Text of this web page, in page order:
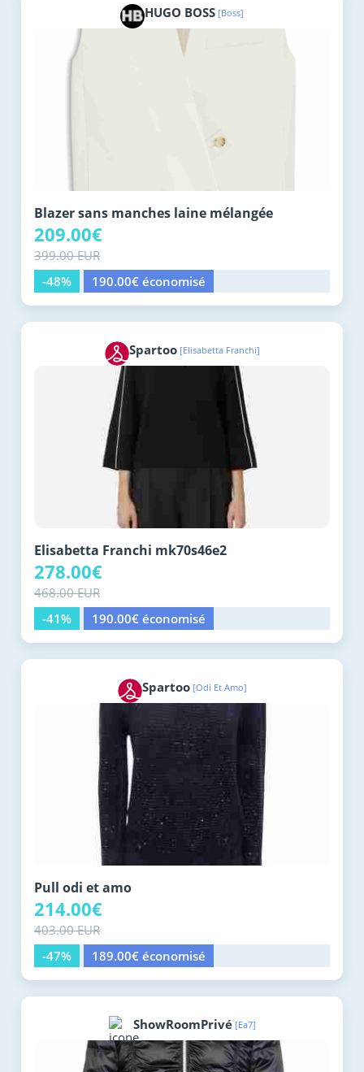
HUGO BOSS [Boss]
Blazer sans manches laine mélangée
209.00€
399.00 EUR
-48%
190.00€ économisé
Spartoo [Elisabetta Franchi]
Elisabetta Franchi mk70s46e2
278.00€
468.00 EUR
-41%
190.00€ économisé
Spartoo [Odi Et Amo]
Pull odi et amo
214.00€
403.00 EUR
-47%
189.00€ économisé
ShowRoomPrivé [Ea7]